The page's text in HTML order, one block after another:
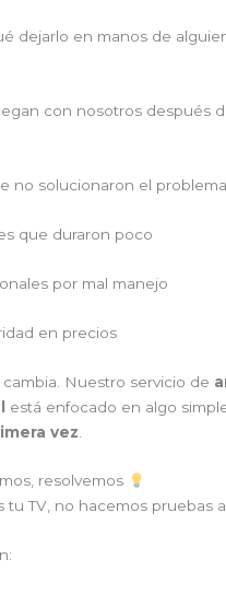
dejarlo en manos de
con nosotros después
no solucionaron el problema
que duraron poco
por mal manejo
en precios
Nuestro servicio de
está enfocado en algo
vez
resolvemos
tu TV, no hacemos pruebas